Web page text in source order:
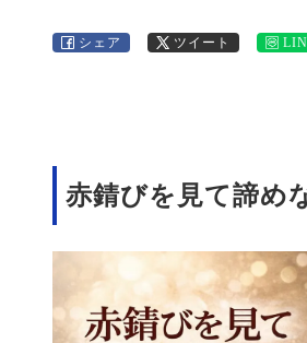
シェア ツイート
赤錆びを見て諦め